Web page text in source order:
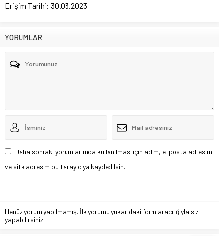
Erişim Tarihi: 30.03.2023
YORUMLAR
Daha sonraki yorumlarımda kullanılması için adım, e-posta adresim
ve site adresim bu tarayıcıya kaydedilsin.
Henüz yorum yapılmamış. İlk yorumu yukarıdaki form aracılığıyla siz
yapabilirsiniz.